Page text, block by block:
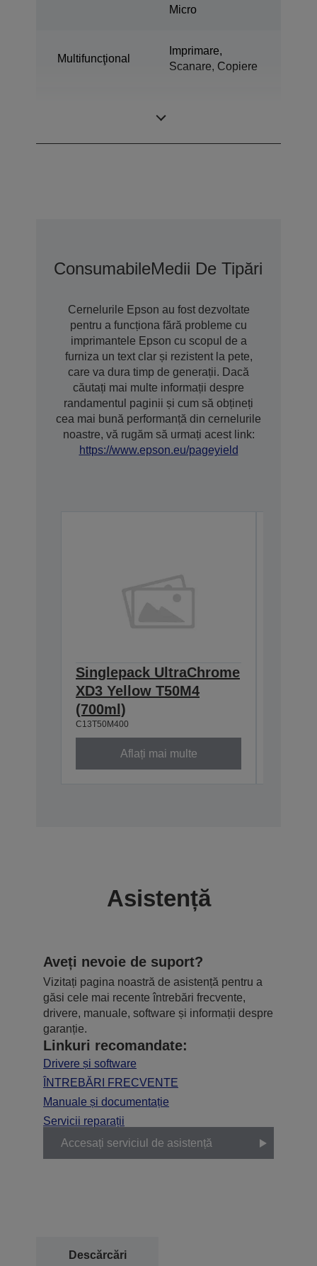
Micro
Multifuncţional
Imprimare,
Scanare, Copiere
ConsumabileMedii De Tipărire
Cernelurile Epson au fost dezvoltate
pentru a funcționa fără probleme cu
imprimantele Epson cu scopul de a
furniza un text clar și rezistent la pete,
care va dura timp de generații. Dacă
căutați mai multe informații despre
randamentul paginii și cum să obțineți
cea mai bună performanță din cernelurile
noastre, vă rugăm să urmați acest link:
https://www.epson.eu/pageyield
Singlepack UltraChrome
XD3 Yellow T50M4
(700ml)
C13T50M400
Aflați mai multe
Asistență
Aveți nevoie de suport?
Vizitați pagina noastră de asistență pentru a
găsi cele mai recente întrebări frecvente,
drivere, manuale, software și informații despre
garanție.
Linkuri recomandate:
Drivere și software
ÎNTREBĂRI FRECVENTE
Manuale și documentație
Servicii reparații
Accesați serviciul de asistență
Descărcări